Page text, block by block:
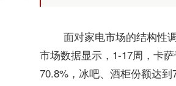
面对家电市场的结构性
市场数据显示，1-17周，卡
70.8%，冰吧、酒柜份额达